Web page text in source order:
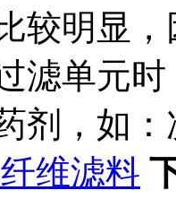
较明显
滤单元
剂，如
维滤料